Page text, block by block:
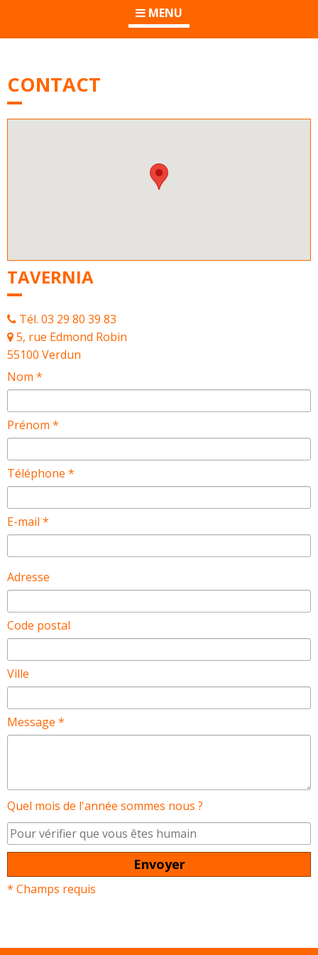
MENU
CONTACT
TAVERNIA
Tél. 03 29 80 39 83
5, rue Edmond Robin
55100 Verdun
Nom *
Prénom *
Téléphone *
E-mail *
Adresse
Code postal
Ville
Message *
Quel mois de l'année sommes nous ?
* Champs requis